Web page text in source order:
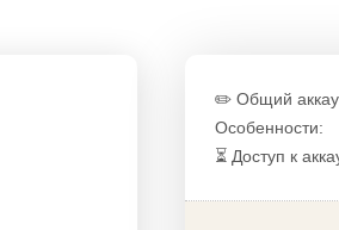
✏️ Общий
Особенности:
⏳ Доступ к